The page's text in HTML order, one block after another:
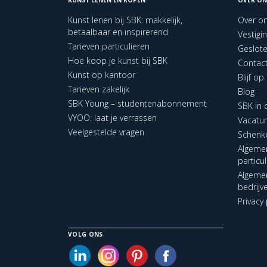
Kunst lenen bij SBK: makkelijk,
betaalbaar en inspirerend
Tarieven particulieren
Hoe koop je kunst bij SBK
Kunst op kantoor
Tarieven zakelijk
SBK Young – studentenabonnement
VYOO: laat je verrassen
Veelgestelde vragen
Over
Blijf op
Blog
SBK in
VOLG ONS